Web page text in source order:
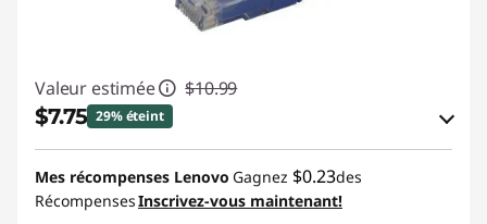
Valeur estimée $10.99
$7.75 29% éteint
Économies en bon de réduction en ligne :
-$3.24
Mes récompenses Lenovo Gagnez $0.23des
RécompensesInscrivez-vous maintenant!